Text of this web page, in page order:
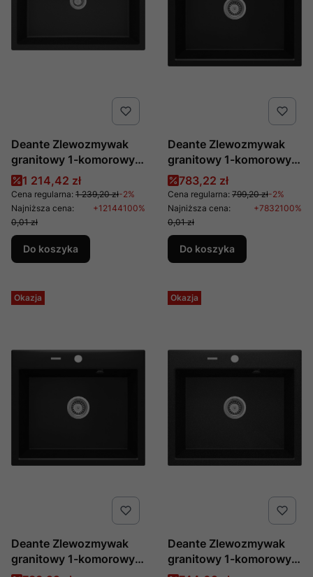
Deante Zlewozmywak
granitowy 1-komorowy
podwieszany i
wpuszczany Corda ZQA
G10D
Cena promocyjna
1 214,42 zł
Cena regularna: 1 239,20 zł-2%
Najniższa cena:
0,01 zł
+12144100%
Do koszyka
Deante Zlewozmywak
granitowy 1-komorowy
Andante Nero ZQN N103
Cena promocyjna
783,22 zł
Cena regularna: 799,20 zł-2%
Najniższa cena:
0,01 zł
+7832100%
Do koszyka
Okazja
Deante Zlewozmywak
granitowy 1-komorowy
Andante Nero ZQN N103
Okazja
Deante Zlewozmywak
granitowy 1-komorowy
Andante ZQN 2103